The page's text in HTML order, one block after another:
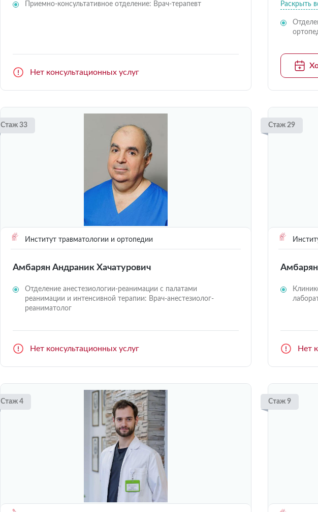
Приемно-консультативное отделение: Врач-терапевт
Нет консультационных услуг
Раскрыть
Стаж 33
Институт травматологии и ортопедии
Амбарян Андраник Хачатурович
Отделение анестезиологии-реанимации с палатами
реанимации и интенсивной терапии: Врач-анестезиолог-
реаниматолог
Нет консультационных услуг
Стаж 29
Нет
Стаж 4 Стаж 9